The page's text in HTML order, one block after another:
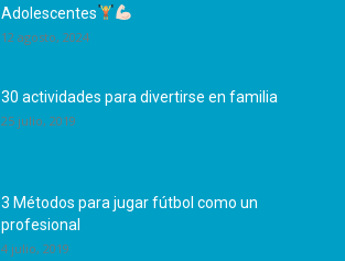
Adolescentes
12 agosto, 2024
30 actividades para divertirse en familia
25 julio, 2019
3 Métodos para jugar fútbol como un
profesional
4 julio, 2019